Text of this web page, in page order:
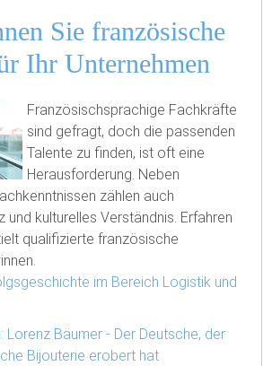
Sie französische
Ihr Unternehmen
Französischsprachige Fachkräfte
sind gefragt, doch die passenden
Talente zu finden, ist oft eine
Herausforderung. Neben
zählen auch
und kulturelles Verständnis. Erfahren
qualifizierte französische
im Bereich Logistik und
Lorenz Bäumer - Der Deutsche, der
Bijouterie erobert hat